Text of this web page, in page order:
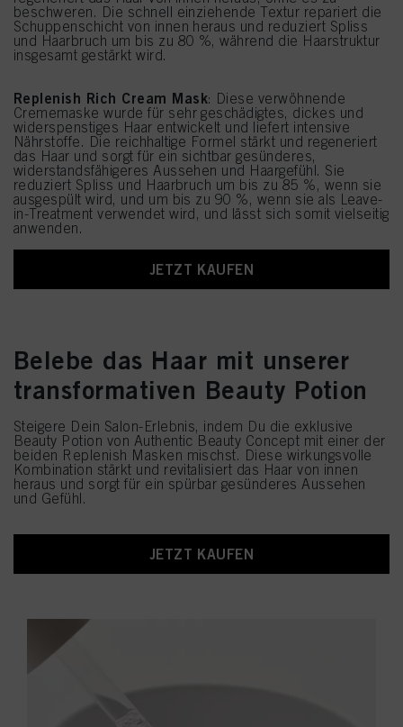
beschweren. Die schnell einziehende Textur repariert die
Schuppenschicht von innen heraus und reduziert Spliss
und Haarbruch um bis zu 80 %, während die Haarstruktur
insgesamt gestärkt wird.
Replenish Rich Cream Mask: Diese verwöhnende
Crememaske wurde für sehr geschädigtes, dickes und
widerspenstiges Haar entwickelt und liefert intensive
Nährstoffe. Die reichhaltige Formel stärkt und regeneriert
das Haar und sorgt für ein sichtbar gesünderes,
widerstandsfähigeres Aussehen und Haargefühl. Sie
reduziert Spliss und Haarbruch um bis zu 85 %, wenn sie
ausgespült wird, und um bis zu 90 %, wenn sie als Leave-
in-Treatment verwendet wird, und lässt sich somit vielseitig
anwenden.
JETZT KAUFEN
Belebe das Haar mit unserer
transformativen Beauty Potion
Steigere Dein Salon-Erlebnis, indem Du die exklusive
Beauty Potion von Authentic Beauty Concept mit einer der
beiden Replenish Masken mischst. Diese wirkungsvolle
Kombination stärkt und revitalisiert das Haar von innen
heraus und sorgt für ein spürbar gesünderes Aussehen
und Gefühl.
JETZT KAUFEN